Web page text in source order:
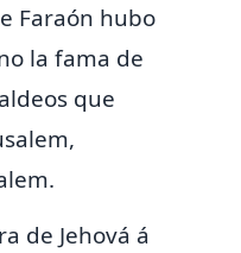
Faraón hubo
la fama de
que
de Jehová á